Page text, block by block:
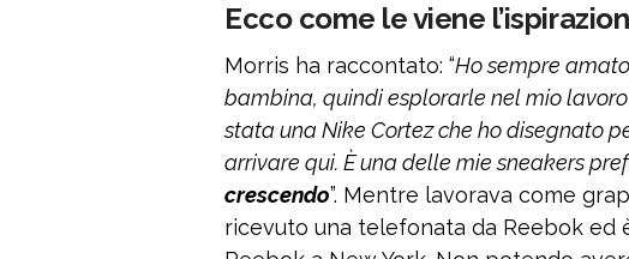
Ecco come le viene
Morris ha raccontato: “Ho sempre
bambina, quindi esplorarle nel mio
stata una Nike Cortez che ho disegnato
arrivare qui. È una delle mie sneakers
crescendo”. Mentre lavorava come
ricevuto una telefonata da Reebok ed